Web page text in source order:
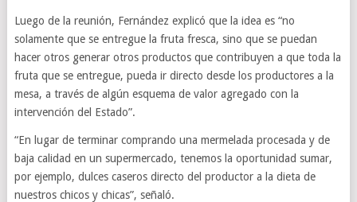
Luego de la reunión, Fernández explicó que la idea es “no
solamente que se entregue la fruta fresca, sino que se puedan
hacer otros generar otros productos que contribuyen a que toda la
fruta que se entregue, pueda ir directo desde los productores a la
mesa, a través de algún esquema de valor agregado con la
intervención del Estado”.
“En lugar de terminar comprando una mermelada procesada y de
baja calidad en un supermercado, tenemos la oportunidad sumar,
por ejemplo, dulces caseros directo del productor a la dieta de
nuestros chicos y chicas”, señaló.